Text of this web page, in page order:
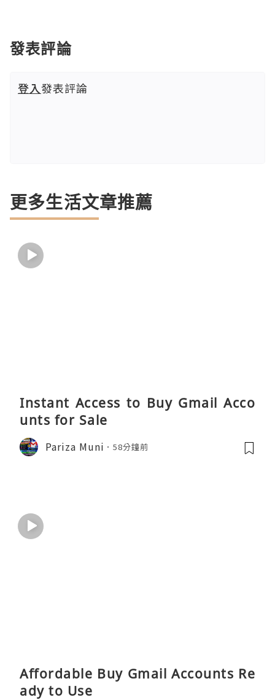
發表評論
登入發表評論
更多生活文章推薦
Instant Access to Buy Gmail Acco
unts for Sale
Pariza Muni 58分鐘前
Affordable Buy Gmail Accounts Re
ady to Use